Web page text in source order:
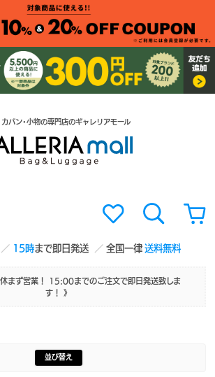
15時まで即日発送 全国一律送料無料
カバン・小物の専門店のギャレリアモール
休まず営業！ 15:00までのご注文で即日発送致しま
す！ 》
並び替え